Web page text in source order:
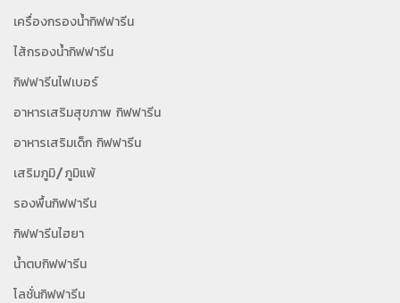
เครื่องกรองน้ำกิฟฟารีน
ไส้กรองน้ำกิฟฟารีน
กิฟฟารีนไฟเบอร์
อาหารเสริมสุขภาพ กิฟฟารีน
อาหารเสริมเด็ก กิฟฟารีน
เสริมภูมิ/ภูมิแพ้
รองพื้นกิฟฟารีน
กิฟฟารีนไฮยา
น้ำตบกิฟฟารีน
โลชั่นกิฟฟารีน